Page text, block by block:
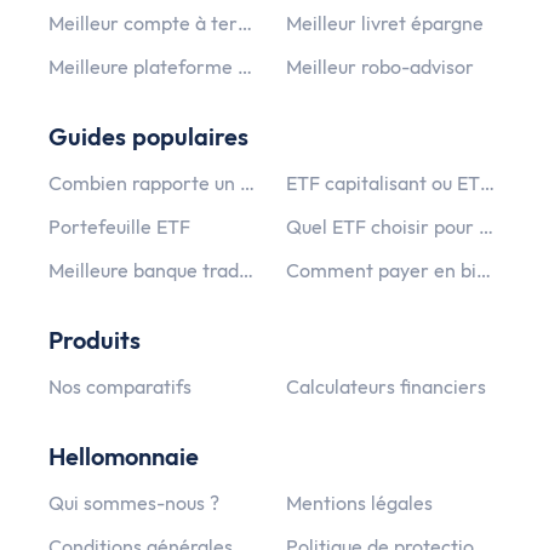
Meilleur compte à terme
Meilleur livret épargne
Meilleure plateforme crypto monnaie
Meilleur robo-advisor
Guides populaires
Combien rapporte un PEA ?
ETF capitalisant ou ETF distribuant ?
Portefeuille ETF
Quel ETF choisir pour un PEA PME ?
Meilleure banque traditionnelle
Comment payer en bitcoin ?
Produits
Nos comparatifs Calculateurs financiers
Hellomonnaie
Qui sommes-nous ?
Mentions légales